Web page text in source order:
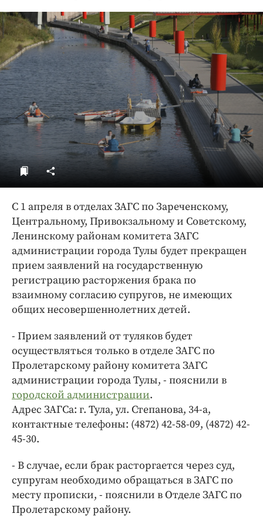
Голодный шпион
С 1 апреля в отделах ЗАГС по Зареченскому,
Центральному, Привокзальному и Советскому,
Ленинскому районам комитета ЗАГС
администрации города Тулы будет прекращен
прием заявлений на государственную
регистрацию расторжения брака по
взаимному согласию супругов, не имеющих
общих несовершеннолетних детей.
- Прием заявлений от туляков будет
осуществляться только в отделе ЗАГС по
Пролетарскому району комитета ЗАГС
администрации города Тулы, - пояснили в
городской администрации.
Адрес ЗАГСа: г. Тула, ул. Степанова, 34-а,
контактные телефоны: (4872) 42-58-09, (4872) 42-
45-30.
- В случае, если брак расторгается через суд,
супругам необходимо обращаться в ЗАГС по
месту прописки, - пояснили в Отделе ЗАГС по
Пролетарскому району.